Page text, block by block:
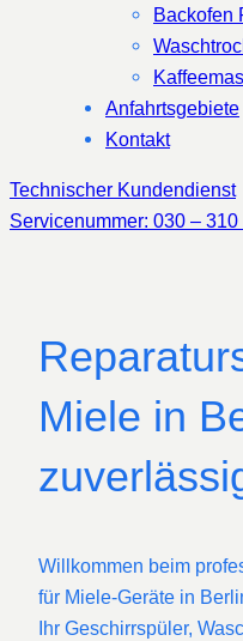
Backofen
Anfahrtsgebiete
Kontakt
Technischer Kundendienst
Servicenummer: 030 –
Miele in
Willkommen beim
für Miele-Geräte in
Ihr Geschirrspüler,